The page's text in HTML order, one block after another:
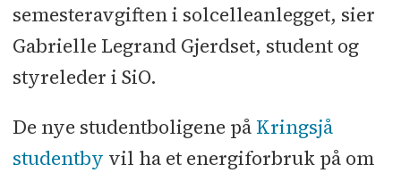
semesteravgiften i solcelleanlegget, sier
Gabrielle Legrand Gjerdset, student og
styreleder i SiO.
De nye studentboligene på Kringsjå
studentby vil ha et energiforbruk på om